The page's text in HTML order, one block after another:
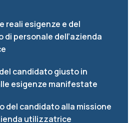
reali esigenze e del
di personale dell’azienda
candidato giusto in
esigenze manifestate
del candidato alla missione
utilizzatrice